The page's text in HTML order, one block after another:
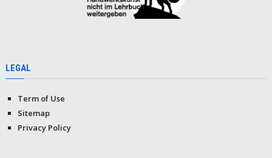
LEGAL
Term of Use
Sitemap
Privacy Policy